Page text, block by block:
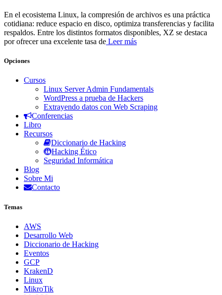
En el ecosistema Linux, la compresión de archivos es una práctica
cotidiana: reduce espacio en disco, optimiza transferencias y facilita
respaldos. Entre los distintos formatos disponibles, XZ se destaca
por ofrecer una excelente tasa de Leer más
Opciones
Cursos
Linux Server Admin Fundamentals
WordPress a prueba de Hackers
Extrayendo datos con Web Scraping
Conferencias
Libro
Recursos
Diccionario de Hacking
Hacking Ético
Seguridad Informática
Blog
Sobre Mi
Contacto
Temas
AWS
Desarrollo Web
Diccionario de Hacking
Eventos
GCP
KrakenD
Linux
MikroTik